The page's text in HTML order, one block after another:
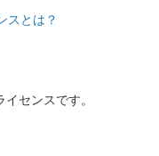
スとは？
センスです。